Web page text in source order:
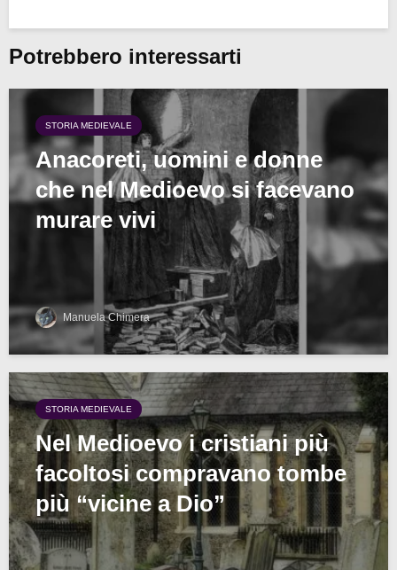
Potrebbero interessarti
STORIA MEDIEVALE
Anacoreti, uomini e donne
che nel Medioevo si facevano
murare vivi
Manuela Chimera
STORIA MEDIEVALE
Nel Medioevo i cristiani più
facoltosi compravano tombe
più “vicine a Dio”